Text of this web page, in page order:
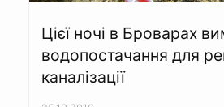
Цієї ночі в Броварах
водопостачання для
каналізації